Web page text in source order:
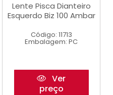
Lente Pisca Dianteiro
Esquerdo Biz 100 Ambar
Código: 11713
Embalagem: PC
Ver
preço